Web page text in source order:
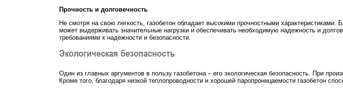
Прочность и долговечность
Не смотря на свою легкость, газобетон обладает высокими прочностными характеристиками.
может выдерживать значительные нагрузки и обеспечивать необходимую надежность и
требованиями к надежности и безопасности.
Экологическая безопасность
Один из главных аргументов в пользу газобетона – его экологическая безопасность. При
Кроме того, благодаря низкой теплопроводности и хорошей паропроницаемости газобетон